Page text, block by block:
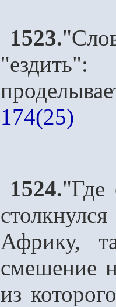
1523.
174(25)
1524."Где
Африку,
смешение
из